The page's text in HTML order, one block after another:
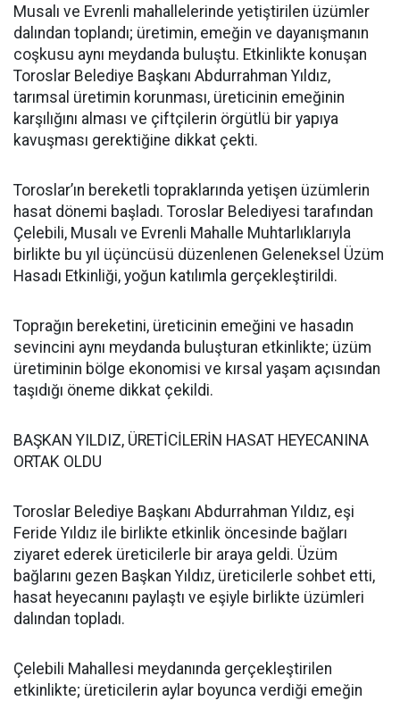
Musalı ve Evrenli mahallelerinde yetiştirilen üzümler
dalından toplandı; üretimin, emeğin ve dayanışmanın
coşkusu aynı meydanda buluştu. Etkinlikte konuşan
Toroslar Belediye Başkanı Abdurrahman Yıldız,
tarımsal üretimin korunması, üreticinin emeğinin
karşılığını alması ve çiftçilerin örgütlü bir yapıya
kavuşması gerektiğine dikkat çekti.
Toroslar’ın bereketli topraklarında yetişen üzümlerin
hasat dönemi başladı. Toroslar Belediyesi tarafından
Çelebili, Musalı ve Evrenli Mahalle Muhtarlıklarıyla
birlikte bu yıl üçüncüsü düzenlenen Geleneksel Üzüm
Hasadı Etkinliği, yoğun katılımla gerçekleştirildi.
Toprağın bereketini, üreticinin emeğini ve hasadın
sevincini aynı meydanda buluşturan etkinlikte; üzüm
üretiminin bölge ekonomisi ve kırsal yaşam açısından
taşıdığı öneme dikkat çekildi.
BAŞKAN YILDIZ, ÜRETİCİLERİN HASAT HEYECANINA
ORTAK OLDU
Toroslar Belediye Başkanı Abdurrahman Yıldız, eşi
Feride Yıldız ile birlikte etkinlik öncesinde bağları
ziyaret ederek üreticilerle bir araya geldi. Üzüm
bağlarını gezen Başkan Yıldız, üreticilerle sohbet etti,
hasat heyecanını paylaştı ve eşiyle birlikte üzümleri
dalından topladı.
Çelebili Mahallesi meydanında gerçekleştirilen
etkinlikte; üreticilerin aylar boyunca verdiği emeğin